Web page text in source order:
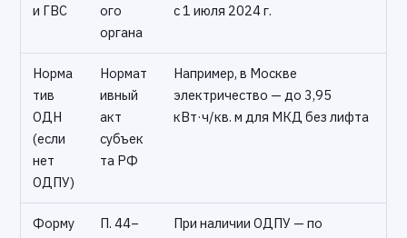
и ГВС
ого
органа
с 1 июля 2024 г.
Норма
тив
ОДН
(если
нет
ОДПУ)
Нормат
ивный
акт
субъек
та РФ
Например, в Москве
электричество — до 3,95
кВт·ч/кв. м для МКД без лифта
Форму
П. 44–
При наличии ОДПУ — по